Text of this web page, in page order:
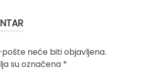
neće biti objavljena.
su označena *